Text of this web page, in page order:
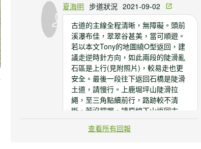
夏海明 步道狀況 2021-09-02
古道的主線全程清晰，無障礙。頭前
溪瀑布佳，翠翠谷甚美，當可順遊。
若以本文Tony的地圖繞O型返回，建
議走逆時針方向，如此兩段的陡滑亂
石區是上行(見附照片)，較易走也更
安全。最後一段往下返回石橋是陡滑
土道，請慢行。上鹿堀坪山陡滑拉
繩，至三角點續前行，路跡較不清
晰，若沒把握，請原線下山返回古
道。
查看所有回報